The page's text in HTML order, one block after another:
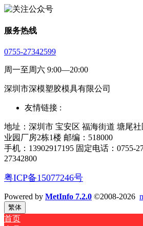
服务热线
0755-27342599
周一至周六 9:00—20:00
深圳市深模塑胶模具有限公司
友情链接 :
地址：深圳市 宝安区 福海街道 塘尾
业园厂房2栋1楼 邮编：518000
手机：13902917195 固定电话：0755-
27342800
粤ICP备15077246号
Powered by MetInfo 7.2.0 ©2008-2026
繁体
首页